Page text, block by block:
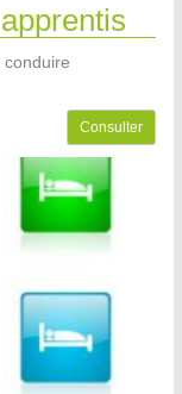
Consulter